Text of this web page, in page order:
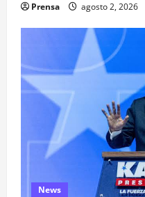
Prensa agosto 2, 2026
News